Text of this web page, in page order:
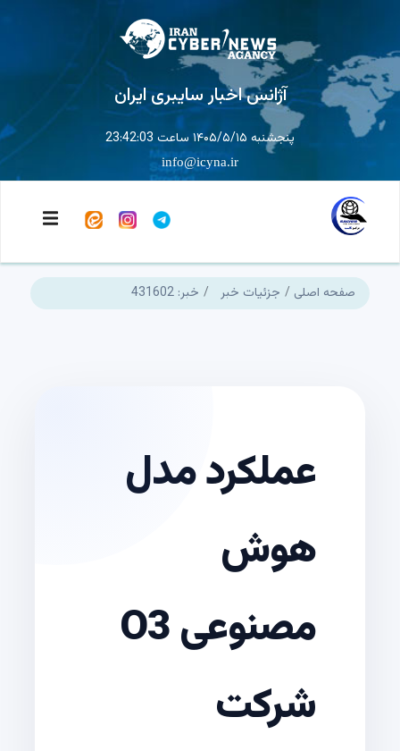
آژانس اخبار سایبری ایران
پنجشنبه ۱۴۰۵/۵/۱۵ ساعت 23:42:03
info@icyna.ir
صفحه اصلی جزئیات خبر خبر: 431602
عملکرد مدل
هوش
مصنوعی O3
شرکت